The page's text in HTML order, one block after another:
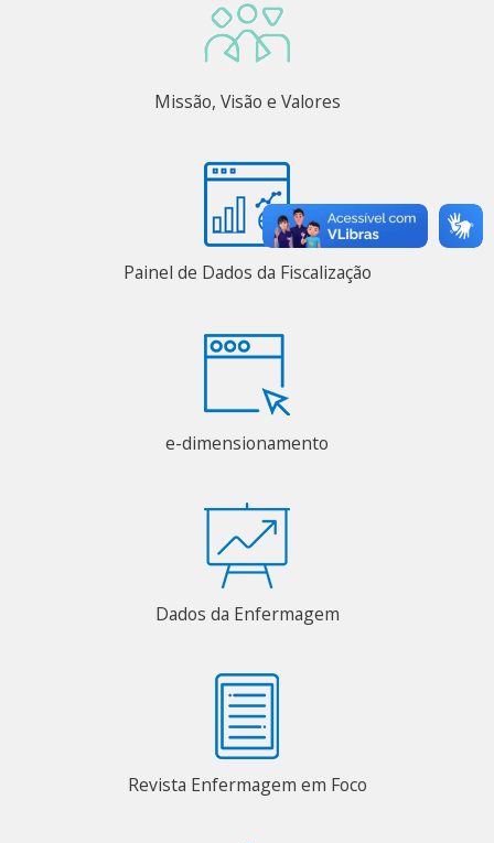
Missão, Visão e Valores
Painel de Dados da Fiscalização
e-dimensionamento
Dados da Enfermagem
Revista Enfermagem em Foco